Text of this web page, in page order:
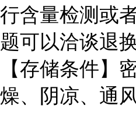
行含量检测或
题可以洽谈退换
【存储条件】
燥、阴凉、通